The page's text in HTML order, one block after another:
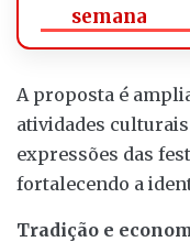
semana
A proposta é
atividades
expressões das
fortalecendo a
Tradição e